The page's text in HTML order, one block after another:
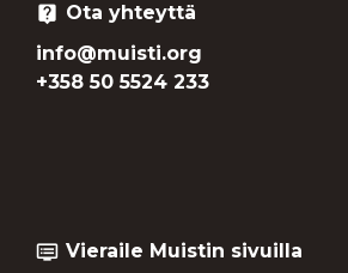
live_help Ota yhteyttä
info@muisti.org
+358 50 5524 233
dvr Vieraile Muistin sivuilla